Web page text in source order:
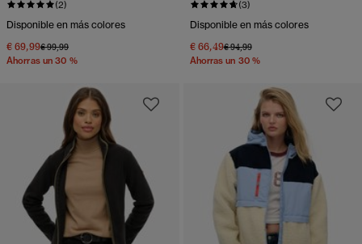
(2)
Disponible en más colores
€ 69,99Precio rebajado de
€ 99,99a
Ahorras un 30 %
(3)
Disponible en más colores
€ 66,49Precio rebajado de
€ 94,99a
Ahorras un 30 %